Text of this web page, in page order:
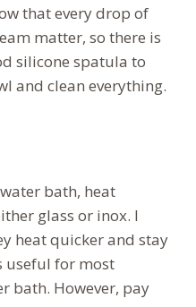
that every drop of
matter, so there is
silicone spatula to
and clean everything.
bath, heat
glass or inox. I
heat quicker and stay
useful for most
bath. However, pay